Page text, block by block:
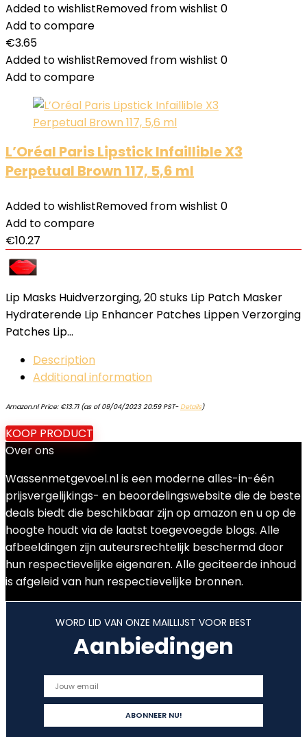
Added to wishlistRemoved from wishlist 0
Add to compare
€3.65
Added to wishlistRemoved from wishlist 0
Add to compare
L’Oréal Paris Lipstick Infaillible X3
Perpetual Brown 117, 5,6 ml
Added to wishlistRemoved from wishlist 0
Add to compare
€10.27
Lip Masks Huidverzorging, 20 stuks Lip Patch Masker
Hydraterende Lip Enhancer Patches Lippen Verzorging
Patches Lip…
Description
Additional information
Amazon.nl Price: €13.71(as of 09/04/2023 20:59 PST- Details)
KOOP PRODUCT
Over ons
Wassenmetgevoel.nl is een moderne alles-in-één
prijsvergelijkings- en beoordelingswebsite die de beste
deals biedt die beschikbaar zijn op amazon en u op de
hoogte houdt via de laatst toegevoegde blogs. Alle
afbeeldingen zijn auteursrechtelijk beschermd door
hun respectievelijke eigenaren. Alle geciteerde inhoud
is afgeleid van hun respectievelijke bronnen.
WORD LID VAN ONZE MAILLIJST VOOR BEST
Aanbiedingen